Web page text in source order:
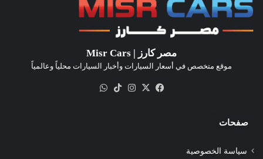
مصر كارز | Misr Cars
موقع متخصص في أسعار السيارات وأخبار السيارات محلياً وعالمياً
فيسبوك
‫X انستقرام‫TikTok
صفحات
سياسة الخصوصية